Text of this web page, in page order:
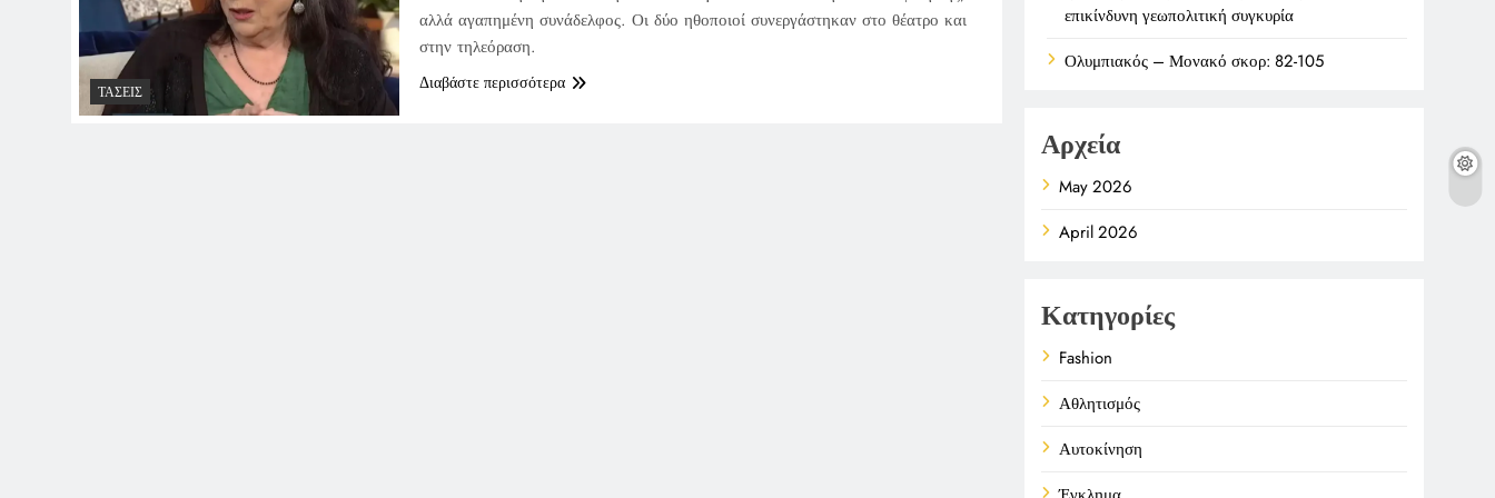
ΤΆΣΕΙΣ
αλλά αγαπημένη συνάδελφος. Οι δύο ηθοποιοί συνεργάστηκαν στο θέατρο και
στην τηλεόραση.
Διαβάστε περισσότερα
επικίνδυνη γεωπολιτική συγκυρία
Ολυμπιακός – Μονακό σκορ: 82-105
Αρχεία
May 2026
April 2026
Κατηγορίες
Fashion
Αθλητισμός
Αυτοκίνηση